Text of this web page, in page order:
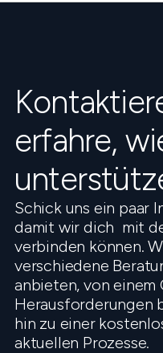
erfahre,
Schick uns ein paar
damit wir dich mit
verbinden können.
verschiedene
anbieten, von einem
Herausforderungen
hin zu einer
aktuellen Prozesse.